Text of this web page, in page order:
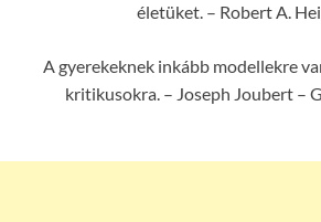
életüket. – Robert A.
A gyerekeknek inkább modellekre
kritikusokra. – Joseph Joubert –